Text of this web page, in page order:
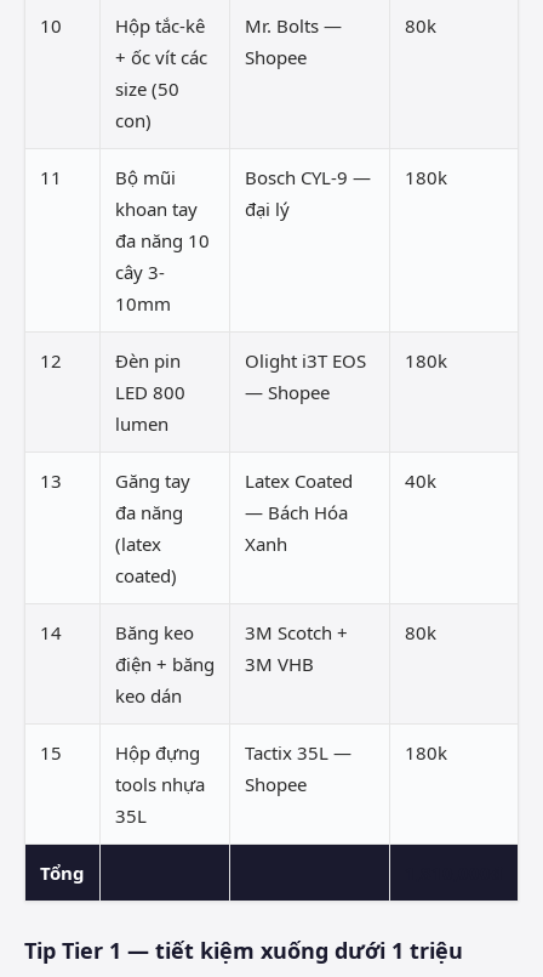
10
Hộp tắc-kê
+ ốc vít các
size (50
con)
Mr. Bolts —
Shopee
80k
11
Bộ mũi
khoan tay
đa năng 10
cây 3-
10mm
Bosch CYL-9 —
đại lý
180k
12
Đèn pin
LED 800
lumen
Olight i3T EOS
— Shopee
180k
13
Găng tay
đa năng
(latex
coated)
Latex Coated
— Bách Hóa
Xanh
40k
14
Băng keo
điện + băng
keo dán
3M Scotch +
3M VHB
80k
15
Hộp đựng
tools nhựa
35L
Tactix 35L —
Shopee
180k
Tổng
Tip Tier 1 — tiết kiệm xuống dưới 1 triệu